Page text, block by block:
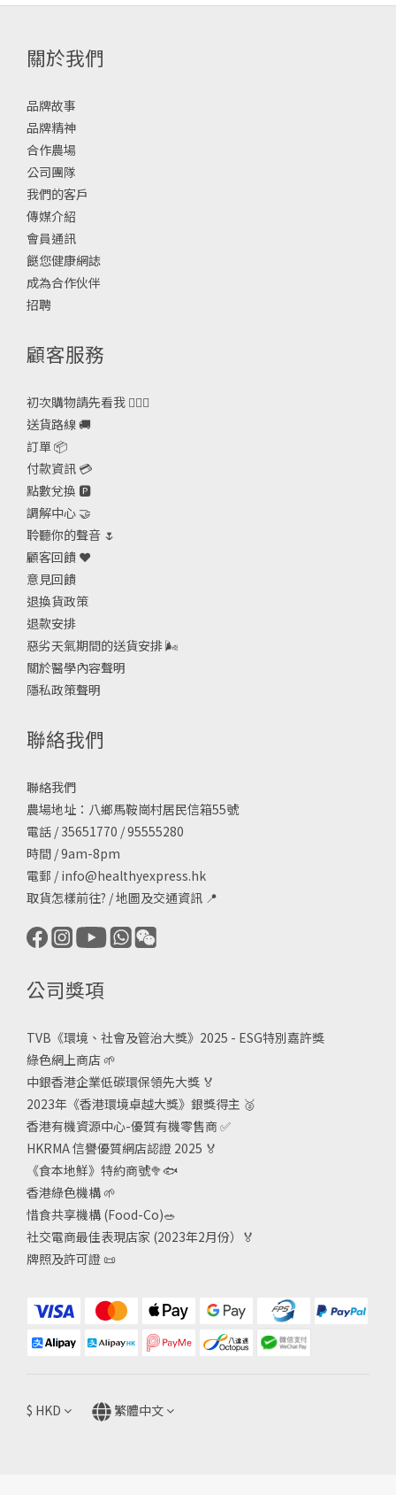
關於我們
品牌故事
品牌精神
合作農場
公司團隊
我們的客戶
傳媒介紹
會員通訊
餸您健康網誌
成為合作伙伴
招聘
顧客服務
初次購物請先看我 🙋🏻‍♀️
送貨路線 🚚
訂單 📦
付款資訊 💳
點數兌換 🅿️
調解中心 🤝
聆聽你的聲音 🌷
顧客回饋 ❤️
意見回饋
退換貨政策
退款安排
惡劣天氣期間的送貨安排🌬
關於醫學內容聲明
隱私政策聲明
聯絡我們
聯絡我們
農場地址：八鄉馬鞍崗村居民信箱55號
電話 / 35651770 / 95555280
時間 / 9am-8pm
電郵 / info@healthyexpress.hk
取貨怎樣前往? /地圖及交通資訊 📍
公司獎項
TVB《環境、社會及管治大獎》2025 - ESG特別嘉許獎
綠色網上商店 🌱
中銀香港企業低碳環保領先大獎 🏅
2023年《香港環境卓越大獎》銀獎得主 🥈
香港有機資源中心-優質有機零售商✅
HKRMA 信譽優質網店認證 2025 🏅
《食本地鮮》特約商號🥦🐟
香港綠色機構 🌱
惜食共享機構 (Food-Co)🥗
社交電商最佳表現店家 (2023年2月份）🏅
牌照及許可證 📜
$ HKD 繁體中文